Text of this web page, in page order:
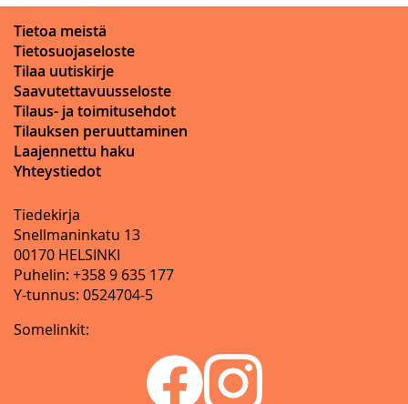
Tietoa meistä
Tietosuojaseloste
Tilaa uutiskirje
Saavutettavuusseloste
Tilaus- ja toimitusehdot
Tilauksen peruuttaminen
Laajennettu haku
Yhteystiedot
Tiedekirja
Snellmaninkatu 13
00170 HELSINKI
Puhelin: +358 9 635 177
Y-tunnus: 0524704-5
Somelinkit: